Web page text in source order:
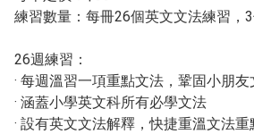
練習數量：每冊26個英文文法練習，
26週練習：
· 每週溫習一項重點文法，鞏固小朋
· 涵蓋小學英文科所有必學文法
· 設有英文文法解釋，快捷重溫文法重